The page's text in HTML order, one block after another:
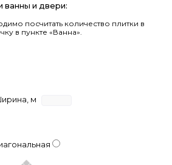
ванны и двери:
посчитать количество плитки в
в пункте «Ванна».
м